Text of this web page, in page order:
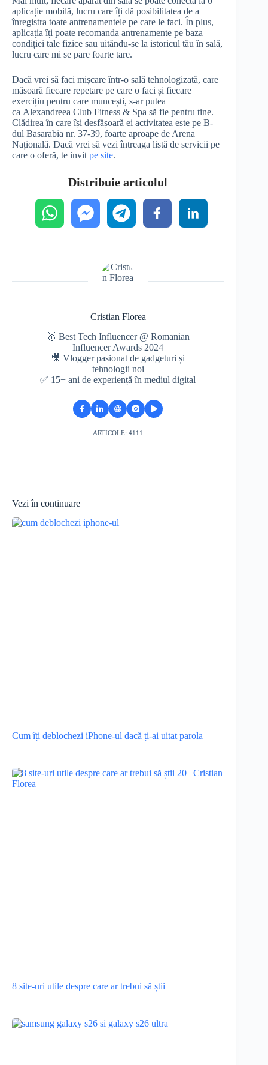
aplicație mobilă, lucru care îți dă posibilitatea de a
înregistra toate antrenamentele pe care le faci. În plus,
aplicația îți poate recomanda antrenamente pe baza
condiției tale fizice sau uitându-se la istoricul tău în sală,
lucru care mi se pare foarte tare.
Dacă vrei să faci mișcare într-o sală tehnologizată, care
măsoară fiecare repetare pe care o faci și fiecare
exercițiu pentru care muncești, s-ar putea
ca Alexandreea Club Fitness & Spa să fie pentru tine.
Clădirea în care își desfășoară ei activitatea este pe B-
dul Basarabia nr. 37-39, foarte aproape de Arena
Națională. Dacă vrei să vezi întreaga listă de servicii pe
care o oferă, te invit pe site.
Distribuie articolul
Cristian Florea
🥇 Best Tech Influencer @ Romanian
Influencer Awards 2024
🎥 Vlogger pasionat de gadgeturi și
tehnologii noi
✅ 15+ ani de experiență în mediul digital
ARTICOLE: 4111
Vezi în continuare
Cum îți deblochezi iPhone-ul dacă ți-ai uitat parola
8 site-uri utile despre care ar trebui să știi